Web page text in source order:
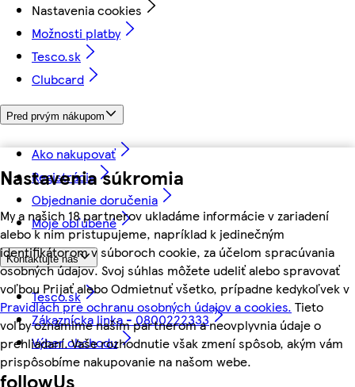
Nastavenia súkromia
My a našich 18 partnerov ukladáme informácie v zariadení
alebo k nim pristupujeme, napríklad k jedinečným
identifikátorom v súboroch cookie, za účelom spracúvania
osobných údajov. Svoj súhlas môžete udeliť alebo spravovať
voľbou Prijať alebo Odmietnuť všetko, prípadne kedykoľvek v
Pravidlách pre ochranu osobných údajov a cookies. Tieto
voľby oznámime našim partnerom a neovplyvnia údaje o
prehliadaní. Vaše rozhodnutie však zmení spôsob, akým vám
prispôsobíme nakupovanie na našom webe.
Nastavenia cookies
Možnosti platby
Tesco.sk
Clubcard
Pred prvým nákupom
Ako nakupovať
Registrácia
Objednanie doručenia
Moje obľúbené
Kontaktujte nás
Tesco.sk
Zákaznícka linka - 0800222333
Výber obchodu
followUs